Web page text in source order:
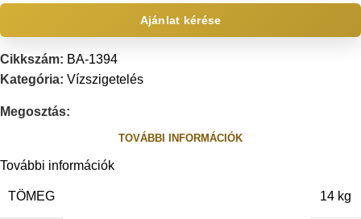
Ajánlat kérése
Cikkszám: BA-1394
Kategória: Vízszigetelés
Megosztás:
TOVÁBBI INFORMÁCIÓK
További információk
TÖMEG 14 kg